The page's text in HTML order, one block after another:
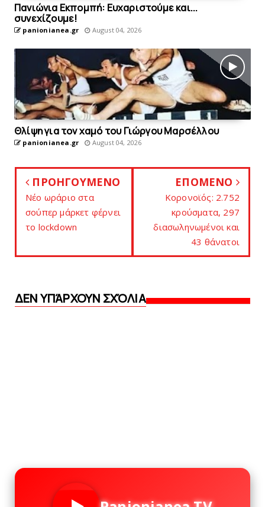
Πανιώνια Εκπομπή: Eυχαριστούμε και...
συνεχίζουμε!
panionianea.gr August 04, 2026
Θλίψη για τον χαμό του Γιώργου Mαρσέλλου
panionianea.gr August 04, 2026
ΠΡΟΗΓΟΥΜΕΝΟ
Νέο ωράριο στα
σούπερ μάρκετ φέρνει
το lockdown
ΕΠΟΜΕΝΟ
Κορονοϊός: 2.752
κρούσματα, 297
διασωληνωμένοι και
43 θάνατοι
ΔΕΝ ΥΠΆΡΧΟΥΝ ΣΧΌΛΙΑ